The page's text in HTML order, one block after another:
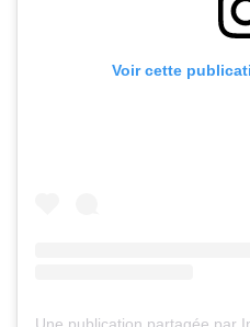
Voir cette